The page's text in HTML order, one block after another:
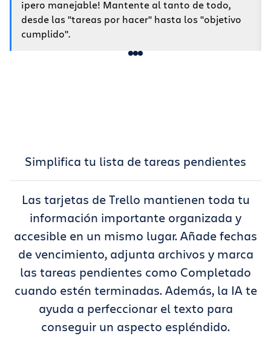
¡pero manejable! Mantente al tanto de todo,
desde las "tareas por hacer" hasta los "objetivo
cumplido".
Simplifica tu lista de tareas pendientes
Las tarjetas de Trello mantienen toda tu
información importante organizada y
accesible en un mismo lugar. Añade fechas
de vencimiento, adjunta archivos y marca
las tareas pendientes como Completado
cuando estén terminadas. Además, la IA te
ayuda a perfeccionar el texto para
conseguir un aspecto espléndido.